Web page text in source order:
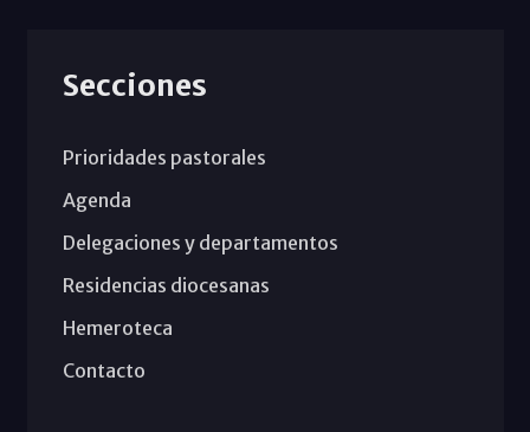
Secciones
Prioridades pastorales
Agenda
Delegaciones y departamentos
Residencias diocesanas
Hemeroteca
Contacto